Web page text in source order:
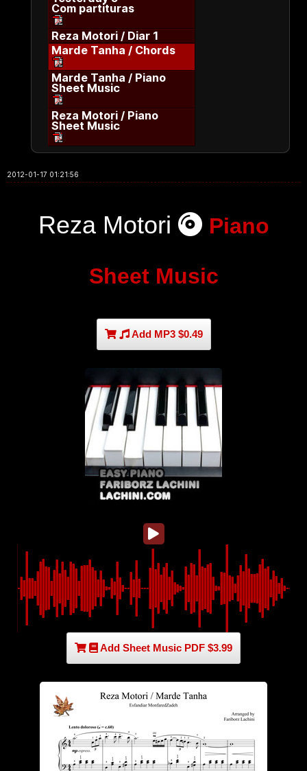
Com partituras
Reza Motori / Diar 1
Marde Tanha / Chords
Marde Tanha / Piano
Sheet Music
Reza Motori / Piano
Sheet Music
2012-01-17 01:21:56
Reza Motori Piano
Sheet Music
Add MP3 $0.49
Add Sheet Music PDF $3.99